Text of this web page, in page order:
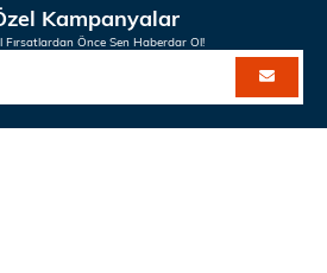
Kampanyalar
Fırsatlardan Önce Sen Haberdar Ol!